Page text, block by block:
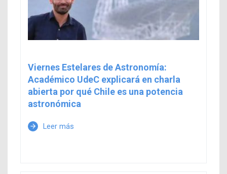
Viernes Estelares de Astronomía:
Académico UdeC explicará en charla
abierta por qué Chile es una potencia
astronómica
arrow_forward Leer más